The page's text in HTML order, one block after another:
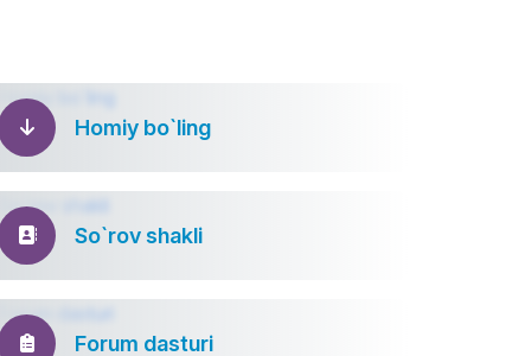
Homiy bo`ling
So`rov shakli
Forum dasturi